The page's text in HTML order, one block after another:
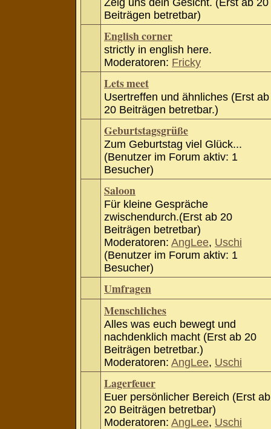
Zeig uns dein Gesicht. (Erst ab 20
Beiträgen betretbar)
English corner
strictly in english here.
Moderatoren: Fricky
Lets meet
Usertreffen und ähnliches (Erst ab
20 Beiträgen betretbar.)
Geburtstagsgrüße
Zum Geburtstag viel Glück...
(Benutzer im Forum aktiv: 1
Besucher)
Saloon
Für kleine Gespräche
zwischendurch.(Erst ab 20
Beiträgen betretbar)
Moderatoren: AngLee, Uschi
(Benutzer im Forum aktiv: 1
Besucher)
Umfragen
Menschliches
Alles was euch bewegt und
nachdenklich macht (Erst ab 20
Beiträgen betretbar.)
Moderatoren: AngLee, Uschi
Lagerfeuer
Euer persönlicher Bereich (Erst ab
20 Beiträgen betretbar)
Moderatoren: AngLee, Uschi